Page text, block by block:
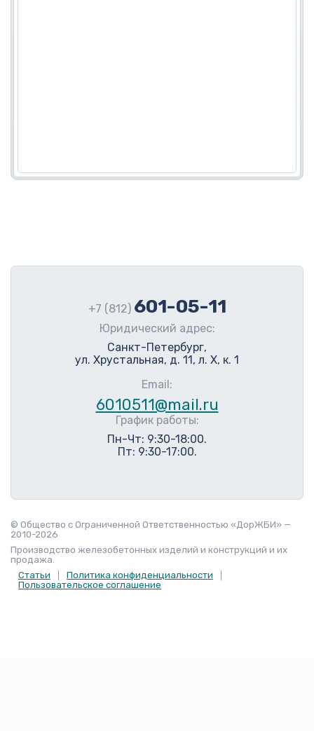
+7 (812) 601-05-11
Юридический адрес:
Санкт-Петербург,
ул. Хрустальная, д. 11, л. Х, к. 1
Email:
6010511@mail.ru
График работы:
Пн-Чт: 9:30-18:00.
Пт: 9:30-17:00.
© Общество с Ограниченной Ответственностью «ДорЖБИ» —
2010-2026
Производство железобетонных изделий и конструкций и их
продажа.
Статьи
Политика конфиденциальности
Пользовательское соглашение